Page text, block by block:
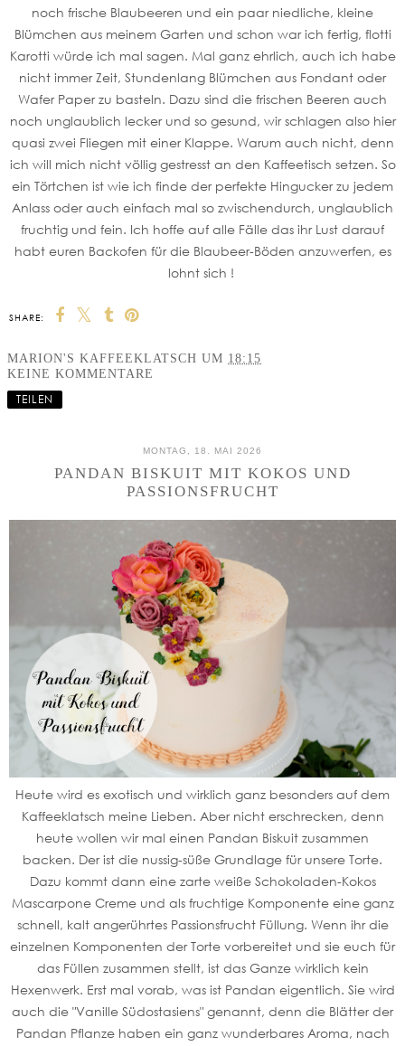
noch frische Blaubeeren und ein paar niedliche, kleine
Blümchen aus meinem Garten und schon war ich fertig, flotti
Karotti würde ich mal sagen. Mal ganz ehrlich, auch ich habe
nicht immer Zeit, Stundenlang Blümchen aus Fondant oder
Wafer Paper zu basteln. Dazu sind die frischen Beeren auch
noch unglaublich lecker und so gesund, wir schlagen also hier
quasi zwei Fliegen mit einer Klappe. Warum auch nicht, denn
ich will mich nicht völlig gestresst an den Kaffeetisch setzen. So
ein Törtchen ist wie ich finde der perfekte Hingucker zu jedem
Anlass oder auch einfach mal so zwischendurch, unglaublich
fruchtig und fein. Ich hoffe auf alle Fälle das ihr Lust darauf
habt euren Backofen für die Blaubeer-Böden anzuwerfen, es
lohnt sich !
SHARE:
MARION'S KAFFEEKLATSCH UM 18:15
KEINE KOMMENTARE
TEILEN
MONTAG, 18. MAI 2026
PANDAN BISKUIT MIT KOKOS UND
PASSIONSFRUCHT
Heute wird es exotisch und wirklich ganz besonders auf dem
Kaffeeklatsch meine Lieben. Aber nicht erschrecken, denn
heute wollen wir mal einen Pandan Biskuit zusammen
backen. Der ist die nussig-süße Grundlage für unsere Torte.
Dazu kommt dann eine zarte weiße Schokoladen-Kokos
Mascarpone Creme und als fruchtige Komponente eine ganz
schnell, kalt angerührtes Passionsfrucht Füllung. Wenn ihr die
einzelnen Komponenten der Torte vorbereitet und sie euch für
das Füllen zusammen stellt, ist das Ganze wirklich kein
Hexenwerk. Erst mal vorab, was ist Pandan eigentlich. Sie wird
auch die "Vanille Südostasiens" genannt, denn die Blätter der
Pandan Pflanze haben ein ganz wunderbares Aroma, nach